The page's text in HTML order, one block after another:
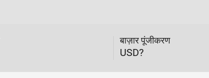
बाज़ार पूंजीकरण
USD?